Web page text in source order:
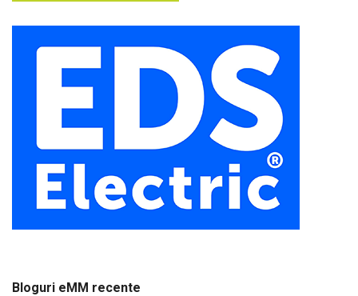
Bloguri eMM recente